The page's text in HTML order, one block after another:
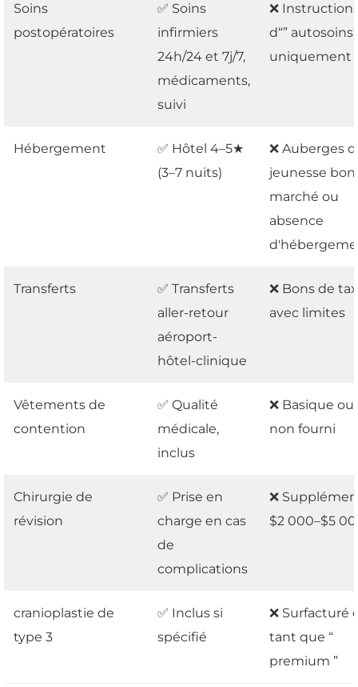
Soins
postopératoires
✅ Soins
infirmiers
24h/24 et 7j/7,
médicaments,
suivi
❌
d“” autosoins
uniquement
Hébergement
✅ Hôtel 4–5★
(3–7 nuits)
❌ Auberges
jeunesse bon
marché ou
absence
Transferts
✅ Transferts
aller-retour
aéroport-
hôtel-clinique
❌ Bons de
avec limites
Vêtements de
contention
✅ Qualité
médicale,
inclus
❌ Basique ou
non fourni
Chirurgie de
révision
✅ Prise en
charge en cas
de
complications
❌
$2 000–$5
cranioplastie de
type 3
✅ Inclus si
spécifié
❌ Surfacturé
tant que “
premium ”